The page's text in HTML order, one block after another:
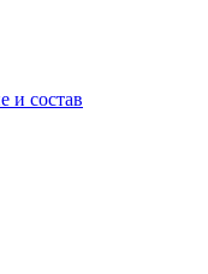
и состав